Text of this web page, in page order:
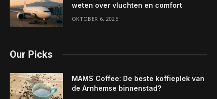
weten over vluchten en comfort
OKTOBER 6, 2025
Our Picks
MAMS Coffee: De beste koffieplek van
de Arnhemse binnenstad?